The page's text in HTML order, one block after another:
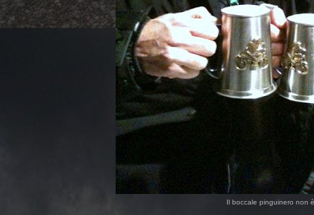
Il boccale pinguinero non